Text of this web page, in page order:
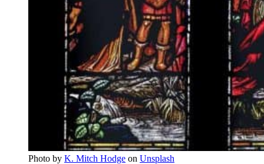
Photo by K. Mitch Hodge on Unsplash